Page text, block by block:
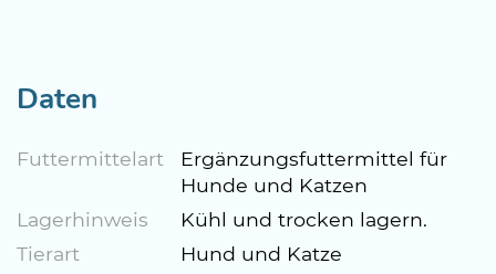
Daten
Futtermittelart
Ergänzungsfuttermittel für
Hunde und Katzen
Lagerhinweis
Kühl und trocken lagern.
Tierart
Hund und Katze